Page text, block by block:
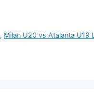
, Milan U20 vs Atalanta U19